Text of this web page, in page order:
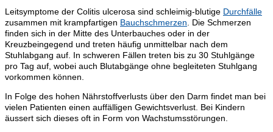
Leitsymptome der Colitis ulcerosa sind schleimig-blutige Durchfälle
zusammen mit krampfartigen Bauchschmerzen. Die Schmerzen
finden sich in der Mitte des Unterbauches oder in der
Kreuzbeingegend und treten häufig unmittelbar nach dem
Stuhlabgang auf. In schweren Fällen treten bis zu 30 Stuhlgänge
pro Tag auf, wobei auch Blutabgänge ohne begleiteten Stuhlgang
vorkommen können.
In Folge des hohen Nährstoffverlusts über den Darm findet man bei
vielen Patienten einen auffälligen Gewichtsverlust. Bei Kindern
äussert sich dieses oft in Form von Wachstumsstörungen.